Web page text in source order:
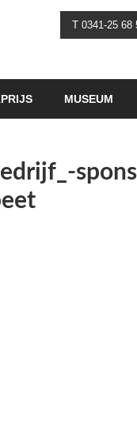
MUSEUM
T 0341-25 68